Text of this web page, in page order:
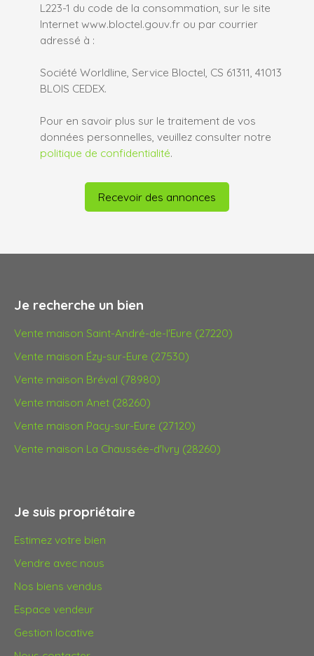
L223-1 du code de la consommation, sur le site
Internet www.bloctel.gouv.fr ou par courrier
adressé à :
Société Worldline, Service Bloctel, CS 61311, 41013
BLOIS CEDEX.
Pour en savoir plus sur le traitement de vos
données personnelles, veuillez consulter notre
politique de confidentialité.
Recevoir des annonces
Je recherche un bien
Vente maison Saint-André-de-l'Eure (27220)
Vente maison Ézy-sur-Eure (27530)
Vente maison Bréval (78980)
Vente maison Anet (28260)
Vente maison Pacy-sur-Eure (27120)
Vente maison La Chaussée-d'Ivry (28260)
Je suis propriétaire
Estimez votre bien
Vendre avec nous
Nos biens vendus
Espace vendeur
Gestion locative